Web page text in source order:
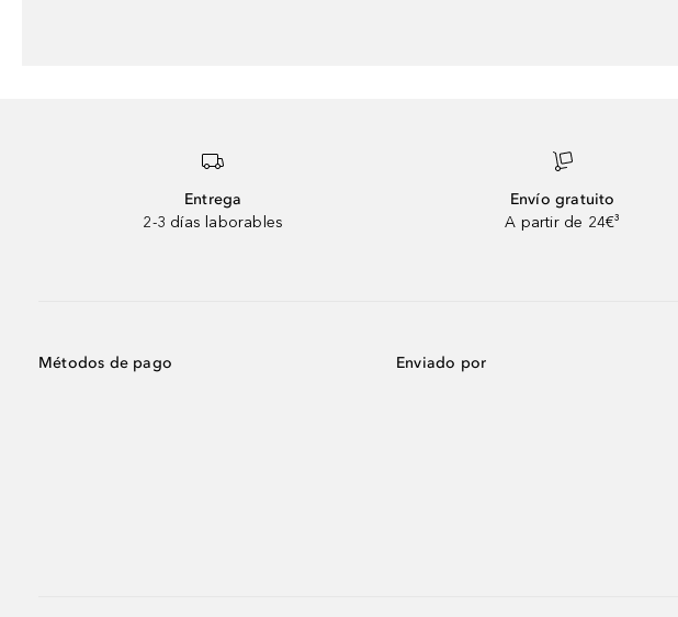
Entrega
2-3 días laborables
Envío gratuito
A partir de 24€³
Métodos de pago Enviado por